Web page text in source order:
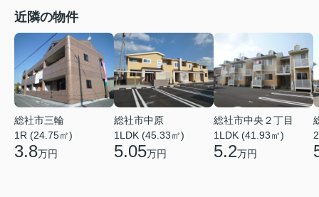
近隣の物件
総社市三輪
1R (24.75㎡)
3.8万円
総社市中原
1LDK (45.33㎡)
5.05万円
総社市中央２丁目
1LDK (41.93㎡)
5.2万円